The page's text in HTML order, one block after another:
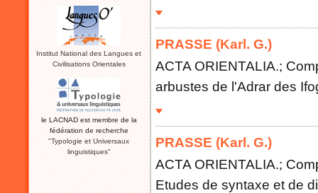
Institut National des Langues et
Civilisations Orientales
le LACNAD est membre de la
fédération de recherche
"Typologie et Universaux
linguistiques"
PRASSE (Karl. G.)
ACTA ORIENTALIA.;
arbustes de l'Adrar des
PRASSE (Karl. G.)
ACTA ORIENTALIA.;
Etudes de syntaxe et de